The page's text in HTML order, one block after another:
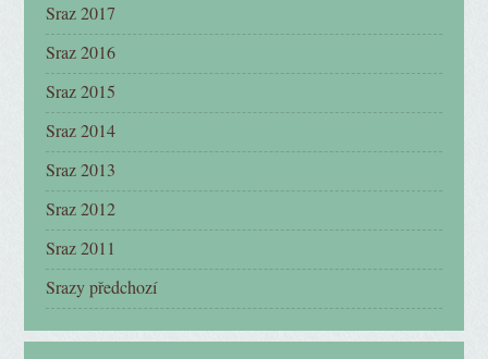
Sraz 2017
Sraz 2016
Sraz 2015
Sraz 2014
Sraz 2013
Sraz 2012
Sraz 2011
Srazy předchozí